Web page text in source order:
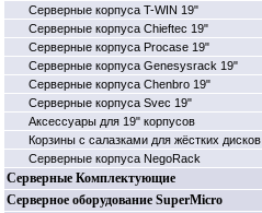
Серверные корпуса T-WIN 19"
Серверные корпуса Chieftec 19"
Серверные корпуса Procase 19"
Серверные корпуса Genesysrack 19"
Серверные корпуса Сhenbro 19"
Серверные корпуса Svec 19"
Аксессуары для 19" корпусов
Корзины c салазками для жёстких дисков
Серверные корпуса NegoRack
Серверные Комплектующие
Серверное оборудование SuperMicro